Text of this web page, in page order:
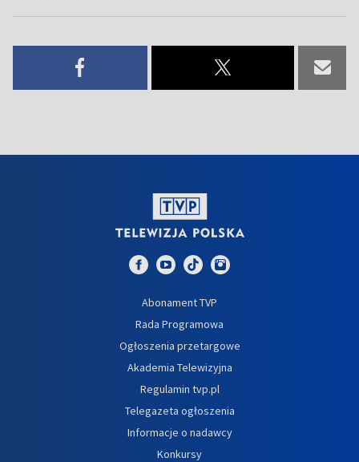
Abonament TVP
Rada Programowa
Ogłoszenia przetargowe
Akademia Telewizyjna
Regulamin tvp.pl
Telegazeta ogłoszenia
Informacje o nadawcy
Konkursy